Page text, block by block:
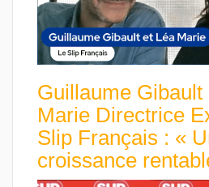
Guillaume Gibault
Marie Directrice
Slip Français : «
croissance